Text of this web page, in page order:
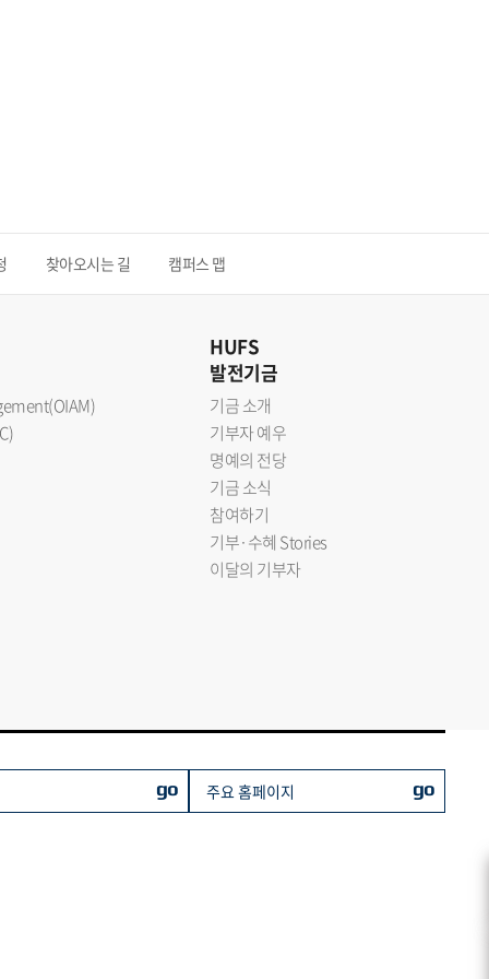
찾아오시는 길 캠퍼스 맵
HUFS
발전기금
기금 소개
기부자 예우
명예의 전당
기금 소식
참여하기
기부·수혜 Stories
이달의 기부자
go 주요 홈페이지 go